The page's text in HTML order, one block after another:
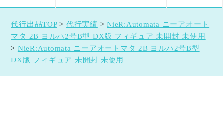
代行出品TOP> 代行実績 >NieR:Automata ニーアオート
マタ 2B ヨルハ2号B型 DX版 フィギュア 未開封 未使用
> NieR:Automata ニーアオートマタ 2B ヨルハ2号B型
DX版 フィギュア 未開封 未使用